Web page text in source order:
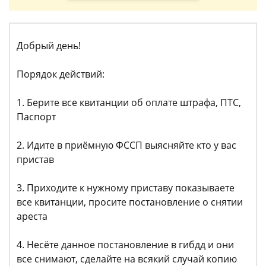
Добрый день!
Порядок действий:
1. Берите все квитанции об оплате штрафа, ПТС,
Паспорт
2. Идите в приёмную ФССП выясняйте кто у вас
пристав
3. Приходите к нужному приставу показываете
все квитанции, просите постановление о снятии
ареста
4. Несёте данное постановление в гибдд и они
все снимают, сделайте на всякий случай копию